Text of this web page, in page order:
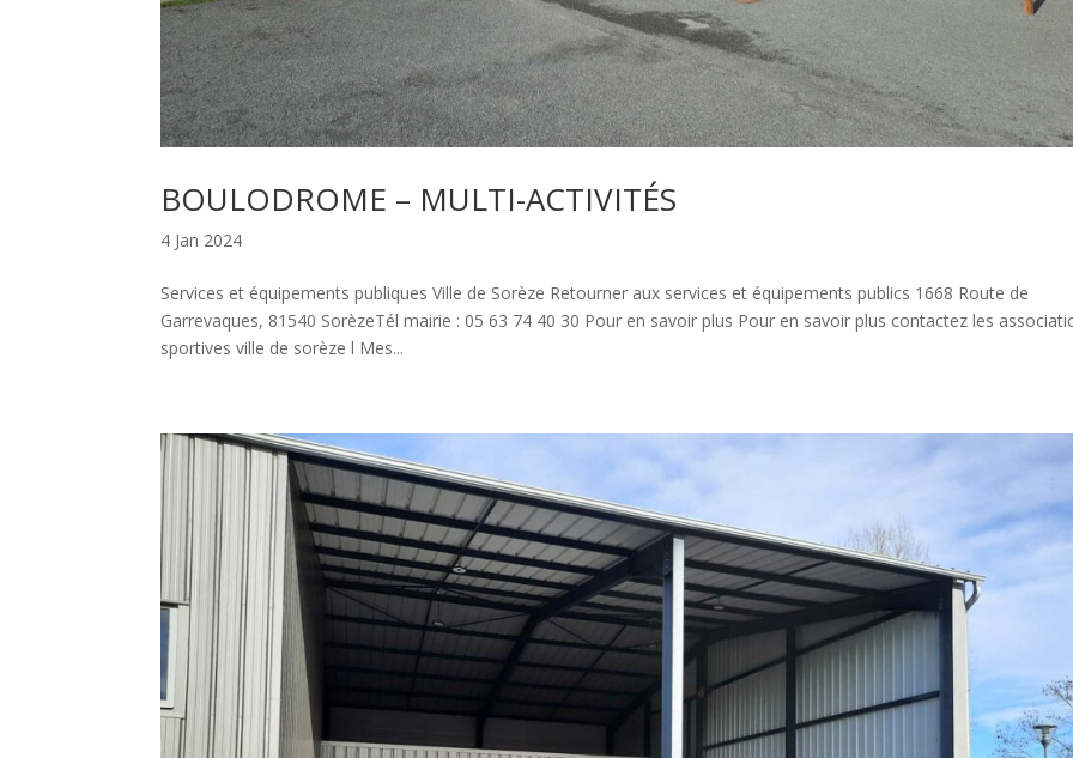
BOULODROME – MULTI-ACTIVITÉS
4 Jan 2024
Services et équipements publiques Ville de Sorèze Retourner aux services et équipements publics 1668 Route de
Garrevaques, 81540 SorèzeTél mairie : 05 63 74 40 30 Pour en savoir plus Pour en savoir plus contactez les
sportives ville de sorèze l Mes...